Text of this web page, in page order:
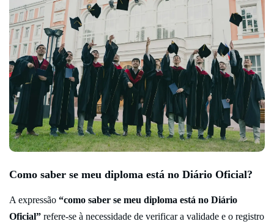
Como saber se meu diploma está no Diário Oficial?
A expressão “como saber se meu diploma está no Diário
Oficial” refere-se à necessidade de verificar a validade e o registro